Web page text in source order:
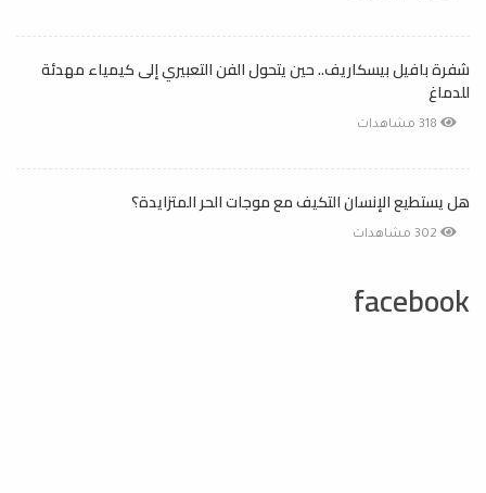
شفرة بافيل بيسكاريف.. حين يتحول الفن التعبيري إلى كيمياء مهدئة
للدماغ
هل يستطيع الإنسان التكيف مع موجات الحر المتزايدة؟
facebook